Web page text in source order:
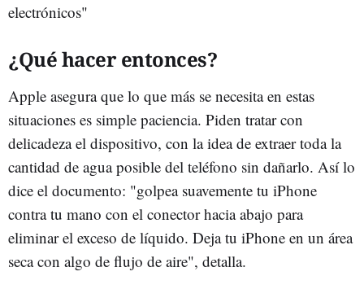
electrónicos"
¿Qué hacer entonces?
Apple asegura que lo que más se necesita en estas
situaciones es simple paciencia. Piden tratar con
delicadeza el dispositivo, con la idea de extraer toda la
cantidad de agua posible del teléfono sin dañarlo. Así lo
dice el documento: "golpea suavemente tu iPhone
contra tu mano con el conector hacia abajo para
eliminar el exceso de líquido. Deja tu iPhone en un área
seca con algo de flujo de aire", detalla.